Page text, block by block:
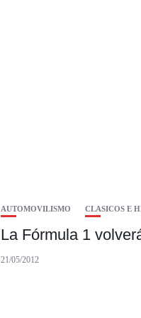
AUTOMOVILISMO CLASICOS E
La Fórmula 1
21/05/2012